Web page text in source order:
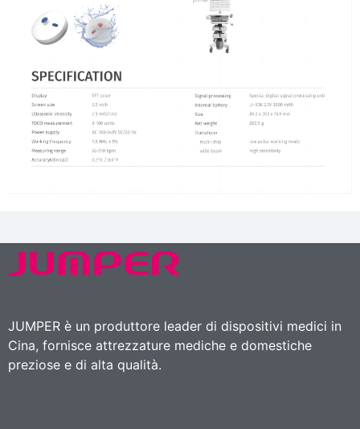
JUMPER è un produttore leader di dispositivi medici in
Cina, fornisce attrezzature mediche e domestiche
preziose e di alta qualità.